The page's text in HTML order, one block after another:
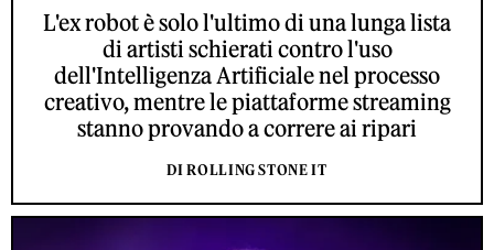
L'ex robot è solo l'ultimo di una lunga lista
di artisti schierati contro l'uso
dell'Intelligenza Artificiale nel processo
creativo, mentre le piattaforme streaming
stanno provando a correre ai ripari
DI ROLLING STONE IT